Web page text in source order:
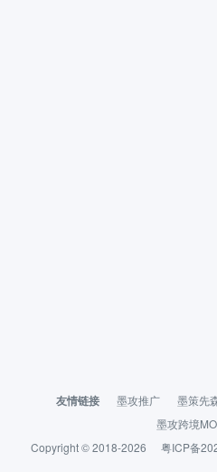
友情链接 墨攻推广 墨策先
墨攻跨境
Copyright © 2018-2026
粤ICP备